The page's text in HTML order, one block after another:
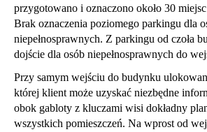
przygotowano i oznaczono około 30
Brak oznaczenia poziomego parkingu dla
niepełnosprawnych. Z parkingu od czoła
dojście dla osób niepełnosprawnych do
Przy samym wejściu do budynku
której klient może uzyskać niezbędne
obok gabloty z kluczami wisi dokładny
wszystkich pomieszczeń. Na wprost od